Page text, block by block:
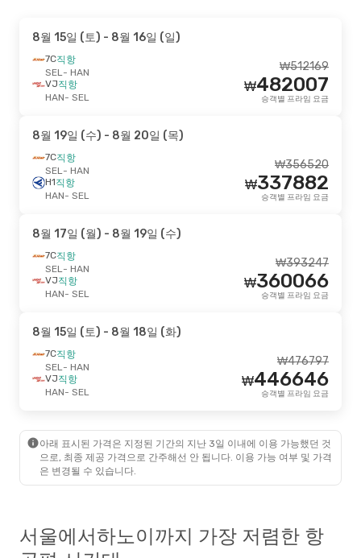
8월 15일 (토) - 8월 16일 (일)
7C직항
SEL- HAN
VJ직항
HAN- SEL
512169
₩
482007
₩
승객별 프라임 요금
8월 19일 (수) - 8월 20일 (목)
7C직항
SEL- HAN
H1직항
HAN- SEL
356520
₩
337882
₩
승객별 프라임 요금
8월 17일 (월) - 8월 19일 (수)
7C직항
SEL- HAN
VJ직항
HAN- SEL
393247
₩
360066
₩
승객별 프라임 요금
8월 15일 (토) - 8월 18일 (화)
7C직항
SEL- HAN
VJ직항
HAN- SEL
476797
₩
446646
₩
승객별 프라임 요금
아래 표시된 가격은 지정된 기간의 지난 3일 이내에 이용 가능했던 것
으로, 최종 제공 가격으로 간주해선 안 됩니다. 이용 가능 여부 및 가격
은 변경될 수 있습니다.
서울에서하노이까지 가장 저렴한 항